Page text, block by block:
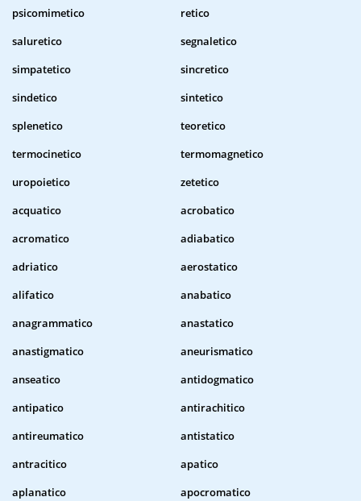
psicomimetico
retico
saluretico
segnaletico
simpatetico
sincretico
sindetico
sintetico
splenetico
teoretico
termocinetico
termomagnetico
uropoietico
zetetico
acquatico
acrobatico
acromatico
adiabatico
adriatico
aerostatico
alifatico
anabatico
anagrammatico
anastatico
anastigmatico
aneurismatico
anseatico
antidogmatico
antipatico
antirachitico
antireumatico
antistatico
antracitico
apatico
aplanatico
apocromatico